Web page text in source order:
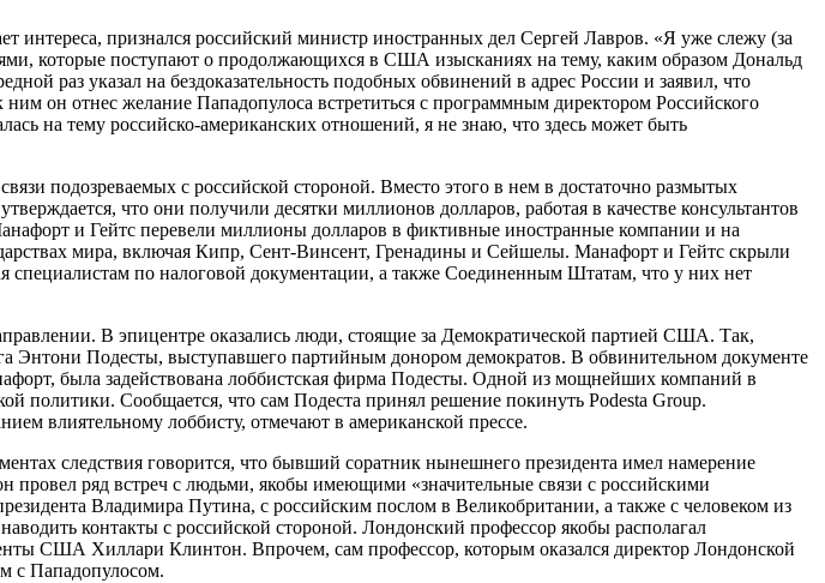
интереса, признался российский министр иностранных дел Сергей Лавров. «Я уже слежу (за
которые поступают о продолжающихся в США изысканиях на тему, каким образом Дональд
раз указал на бездоказательность подобных обвинений в адрес России и заявил, что
он отнес желание Пападопулоса встретиться с программным директором Российского
на тему российско-американских отношений, я не знаю, что здесь может быть
подозреваемых с российской стороной. Вместо этого в нем в достаточно размытых
что они получили десятки миллионов долларов, работая в качестве консультантов
и Гейтс перевели миллионы долларов в фиктивные иностранные компании и на
мира, включая Кипр, Сент-Винсент, Гренадины и Сейшелы. Манафорт и Гейтс скрыли
специалистам по налоговой документации, а также Соединенным Штатам, что у них нет
В эпицентре оказались люди, стоящие за Демократической партией США. Так,
Энтони Подесты, выступавшего партийным донором демократов. В обвинительном документе
была задействована лоббистская фирма Подесты. Одной из мощнейших компаний в
политики. Сообщается, что сам Подеста принял решение покинуть Podesta Group.
влиятельному лоббисту, отмечают в американской прессе.
следствия говорится, что бывший соратник нынешнего президента имел намерение
провел ряд встреч с людьми, якобы имеющими «значительные связи с российскими
Владимира Путина, с российским послом в Великобритании, а также с человеком из
контакты с российской стороной. Лондонский профессор якобы располагал
США Хиллари Клинтон. Впрочем, сам профессор, которым оказался директор Лондонской
с Пападопулосом.